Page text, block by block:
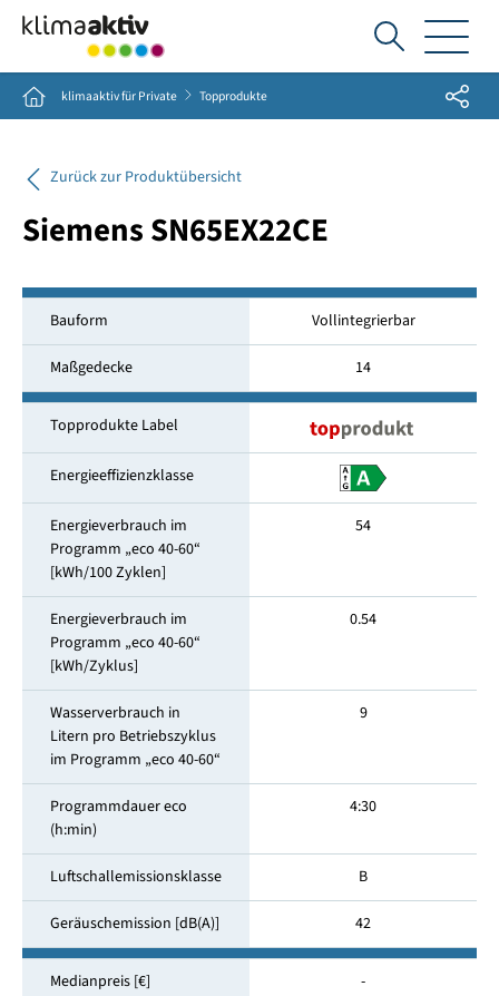
Ich
suche...
Home klimaaktiv für Private Topprodukte Share
Zurück zur Produktübersicht
Siemens SN65EX22CE
Bauform Vollintegrierbar
Maßgedecke 14
Topprodukte Label
Energieeffizienzklasse
Energieverbrauch im
Programm „eco 40-60“
[kWh/100 Zyklen]
54
Energieverbrauch im
Programm „eco 40-60“
[kWh/Zyklus]
0.54
Wasserverbrauch in
Litern pro Betriebszyklus
im Programm „eco 40-60“
9
Programmdauer eco
(h:min)
4:30
Luftschallemissionsklasse B
Geräuschemission [dB(A)] 42
Medianpreis [€] -